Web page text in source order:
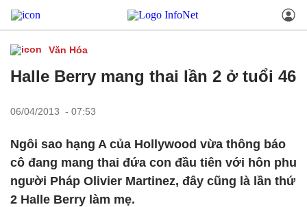
Văn Hóa
Halle Berry mang thai lần 2 ở tuổi 46
06/04/2013 - 07:53
Ngôi sao hạng A của Hollywood vừa thông báo
cô đang mang thai đứa con đầu tiên với hôn phu
người Pháp Olivier Martinez, đây cũng là lần thứ
2 Halle Berry làm mẹ.